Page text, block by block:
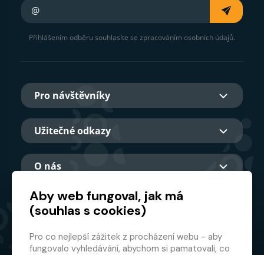
Přihlášením odběru souhlasíte se zpracováním osobních údajů.
Pro návštěvníky
Užitečné odkazy
O nás
Hlavní partner
Aby web fungoval, jak má
(souhlas s cookies)
Pro co nejlepší zážitek z procházení webu - aby
fungovalo vyhledávání, abychom si pamatovali, co